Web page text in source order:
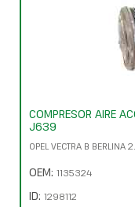
COMPRESOR AIRE
J639
OPEL VECTRA B
OEM: 1135324
ID: 1298112